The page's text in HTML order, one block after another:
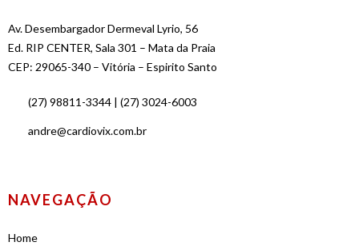
Av. Desembargador Dermeval Lyrio, 56
Ed. RIP CENTER, Sala 301 – Mata da Praia
CEP: 29065-340 – Vitória – Espirito Santo
(27) 98811-3344 | (27) 3024-6003
andre@cardiovix.com.br
NAVEGAÇÃO
Home